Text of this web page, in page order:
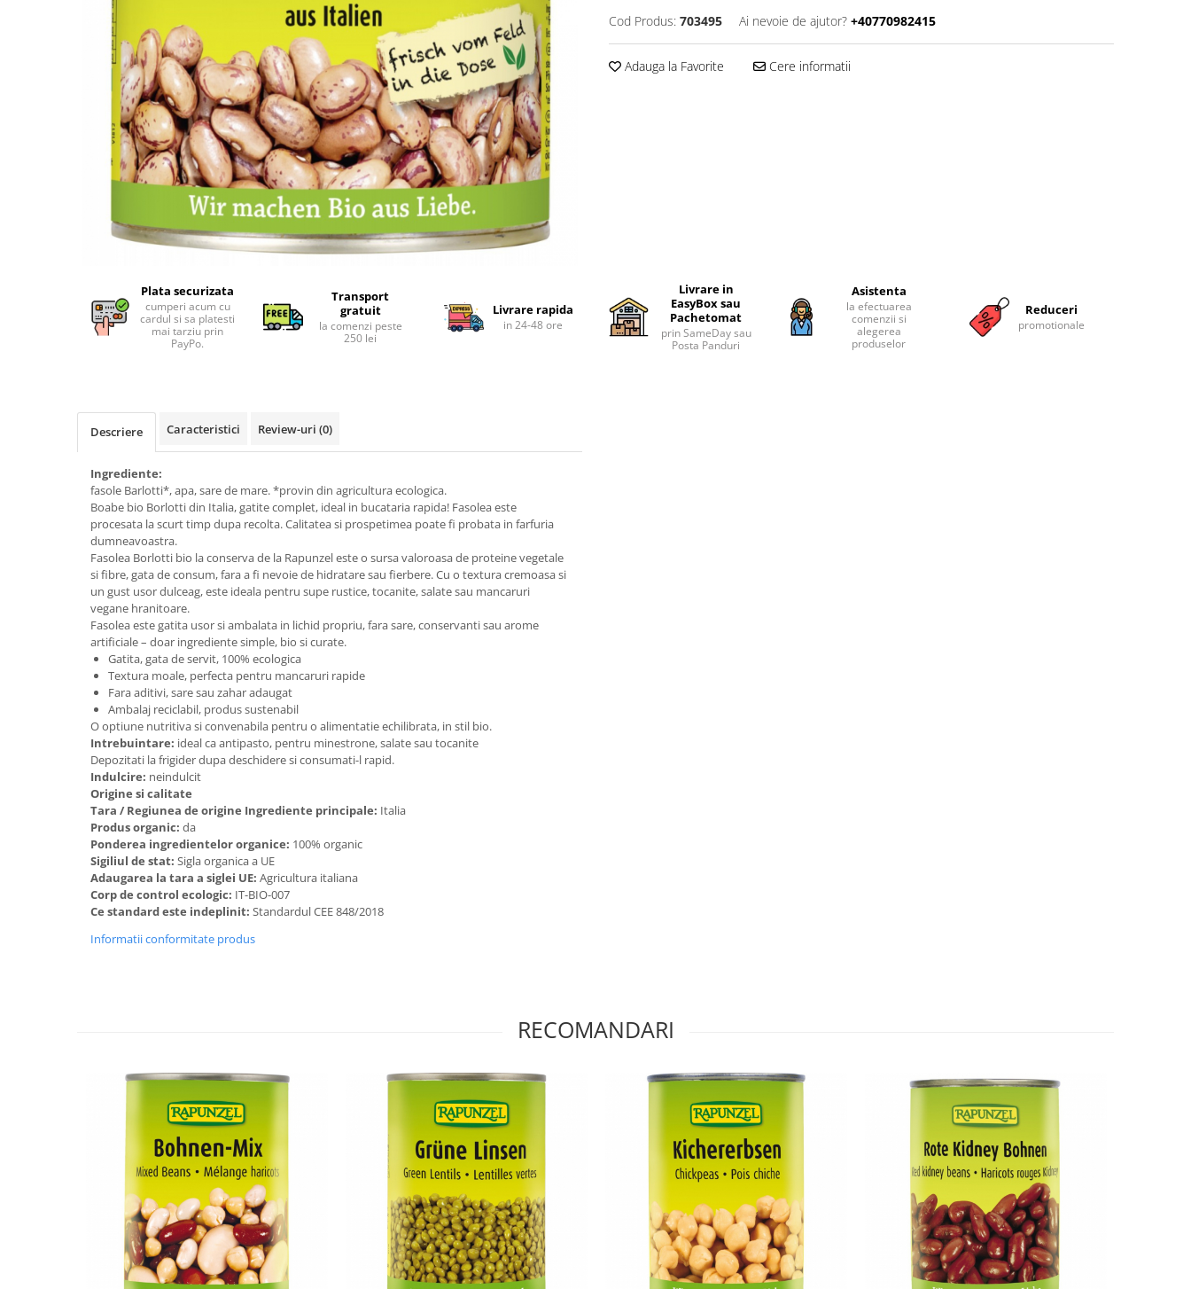
Mixuri bio si blaturi
Ciocolata, cacao si cafea
Cafea bio din cereale
Sare si mixuri de sare
Creme bio din nuci si alune
Gemuri si dulceata bio
Dulciuri si batoane bio
Batoane bio cu fructe
Biscuiti si napolitane bio
Bomboane bio
Guma de mestecat bio
Sticksuri, chipsuri si covrigei
Fructe, nuci, alune si seminte
Fructe bio uscate
Nuci si alune bio
Seminte bio din plante oleaginoase
Seminte bio pentru germinat
Ingrediente patiserie bio
Indulcitori bio
Inghetata bio si decoratiuni
Ingrediente bio pentru copt
Masline bio si antipasti
Paste bio din emmer
Paste bio din spelta
Cod Produs: 703495 Ai nevoie de ajutor? +40770982415
Adauga la Favorite Cere informatii
Plata securizata
cumperi acum cu
cardul si sa platesti
mai tarziu prin
PayPo.
Transport
gratuit
la comenzi peste
250 lei
Livrare rapida
in 24-48 ore
Livrare in
EasyBox sau
Pachetomat
prin SameDay sau
Posta Panduri
Asistenta
la efectuarea
comenzii si
alegerea
produselor
Reduceri
promotionale
Descriere Caracteristici Review-uri (0)
Ingrediente:
fasole Barlotti*, apa, sare de mare. *provin din agricultura ecologica.
Boabe bio Borlotti din Italia, gatite complet, ideal in bucataria rapida! Fasolea este
procesata la scurt timp dupa recolta. Calitatea si prospetimea poate fi probata in farfuria
dumneavoastra.
Fasolea Borlotti bio la conserva de la Rapunzel este o sursa valoroasa de proteine vegetale
si fibre, gata de consum, fara a fi nevoie de hidratare sau fierbere. Cu o textura cremoasa si
un gust usor dulceag, este ideala pentru supe rustice, tocanite, salate sau mancaruri
vegane hranitoare.
Fasolea este gatita usor si ambalata in lichid propriu, fara sare, conservanti sau arome
artificiale – doar ingrediente simple, bio si curate.
Gatita, gata de servit, 100% ecologica
Textura moale, perfecta pentru mancaruri rapide
Fara aditivi, sare sau zahar adaugat
Ambalaj reciclabil, produs sustenabil
O optiune nutritiva si convenabila pentru o alimentatie echilibrata, in stil bio.
Intrebuintare: ideal ca antipasto, pentru minestrone, salate sau tocanite
Depozitati la frigider dupa deschidere si consumati-l rapid.
Indulcire: neindulcit
Origine si calitate
Tara / Regiunea de origine Ingrediente principale: Italia
Produs organic: da
Ponderea ingredientelor organice: 100% organic
Sigiliul de stat: Sigla organica a UE
Adaugarea la tara a siglei UE: Agricultura italiana
Corp de control ecologic: IT-BIO-007
Ce standard este indeplinit: Standardul CEE 848/2018
Informatii conformitate produs
RECOMANDARI